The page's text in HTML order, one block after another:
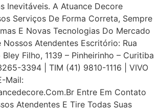
Inevitáveis. A Atuance Decore
Serviços De Forma Correta, Sempre
E Novas Tecnologias Do Mercado
Nossos Atendentes Escritório: Rua
Filho, 1139 – Pinheirinho – Curitiba
3394 | TIM (41) 9810-1116 | VIVO
Mail:
Entre Em Contato
Atendentes E Tire Todas Suas